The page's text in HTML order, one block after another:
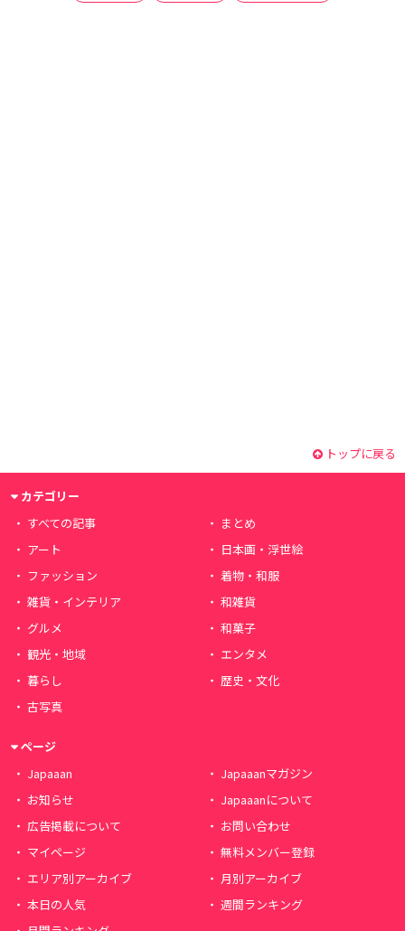
トップに戻る
カテゴリー
すべての記事
まとめ
アート
日本画・浮世絵
ファッション
着物・和服
雑貨・インテリア
和雑貨
グルメ
和菓子
観光・地域
エンタメ
暮らし
歴史・文化
古写真
ページ
Japaaan
Japaaanマガジン
お知らせ
Japaaanについて
広告掲載について
お問い合わせ
マイページ
無料メンバー登録
エリア別アーカイブ
月別アーカイブ
本日の人気
週間ランキング